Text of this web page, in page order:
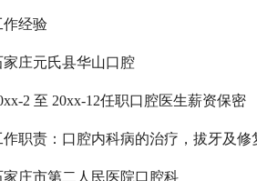
作经验
家庄元氏县华山口腔
2 至 20xx-12任职口腔医生薪资保密
作职责：口腔内科病的治疗，拔牙及修
家庄市第二人民医院口腔科